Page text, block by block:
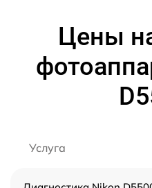
Цены
Услуга